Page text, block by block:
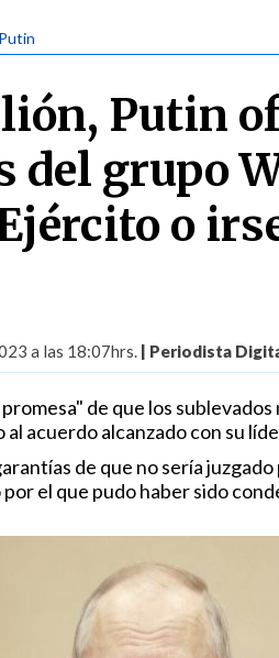
Putin
del grupo
o
a las 18:07hrs. | Periodista
de que los
acuerdo alcanzado con su
de que no sería
el que pudo haber sido